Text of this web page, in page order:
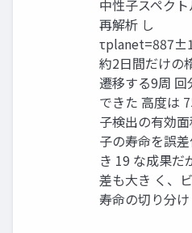
中性子スペク
再解析 し
約2日間だけの
遷移する9周
できた 高度は
子検出の有効
子の寿命を誤
き 19 な成果だ
差も大き く、
寿命の切り分